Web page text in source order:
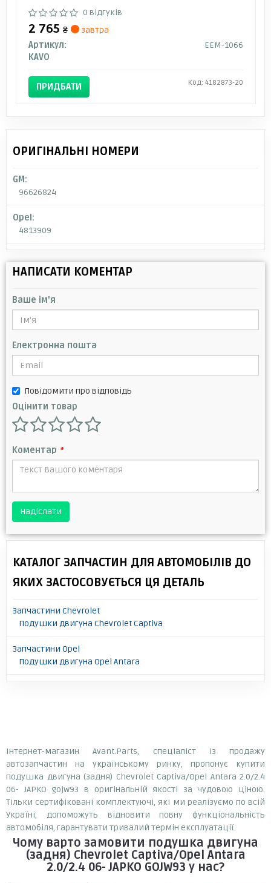
0 відгуків
2 765 ₴
завтра
Артикул:
EEM-1066
KAVO
ПРИДБАТИ Код: 4182873-20
ОРИГІНАЛЬНІ НОМЕРИ
GM:
96626824
Opel:
4813909
НАПИСАТИ КОМЕНТАР
Ваше ім'я
Електронна пошта
Повідомити про відповідь
Оцінити товар
Коментар *
Надіслати
КАТАЛОГ ЗАПЧАСТИН ДЛЯ АВТОМОБІЛІВ ДО
ЯКИХ ЗАСТОСОВУЄТЬСЯ ЦЯ ДЕТАЛЬ
Запчастини Chevrolet
Подушки двигуна Chevrolet Captiva
Запчастини Opel
Подушки двигуна Opel Antara
Інтернет-магазин Avant.Parts, спеціаліст із продажу
автозапчастин на українському ринку, пропонує купити
подушка двигуна (задня) Chevrolet Captiva/Opel Antara 2.0/2.4
06- JAPKO gojw93 в оригінальній якості за чудовою ціною.
Тільки сертифіковані комплектуючі, які ми реалізуємо по всій
Україні, допоможуть відновити повну функціональність
автомобіля, гарантувати тривалий термін експлуатації.
Чому варто замовити подушка двигуна
(задня) Chevrolet Captiva/Opel Antara
2.0/2.4 06- JAPKO GOJW93 у нас?